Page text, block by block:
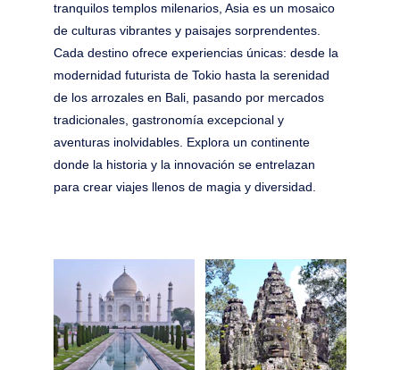
tranquilos templos milenarios, Asia es un mosaico
de culturas vibrantes y paisajes sorprendentes.
Cada destino ofrece experiencias únicas: desde la
modernidad futurista de Tokio hasta la serenidad
de los arrozales en Bali, pasando por mercados
tradicionales, gastronomía excepcional y
aventuras inolvidables. Explora un continente
donde la historia y la innovación se entrelazan
para crear viajes llenos de magia y diversidad.